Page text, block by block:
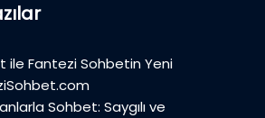
ile Fantezi Sohbetin Yeni
Sohbet: Saygılı ve